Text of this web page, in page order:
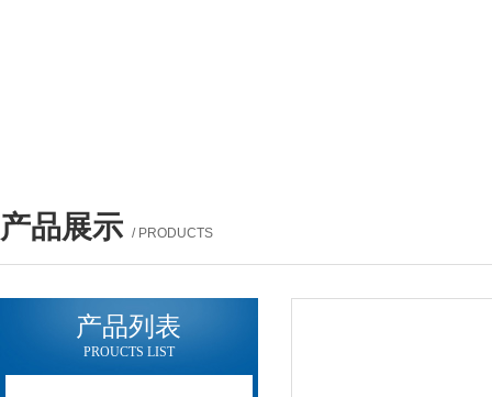
产品展示 / PRODUCTS
产品列表
PROUCTS LIST